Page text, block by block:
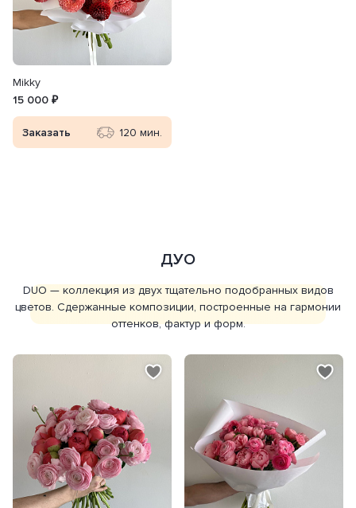
Mikky
15 000 ₽
Заказать 120 мин.
ДУО
DUO — коллекция из двух тщательно подобранных видов
цветов. Сдержанные композиции, построенные на гармонии
оттенков, фактур и форм.